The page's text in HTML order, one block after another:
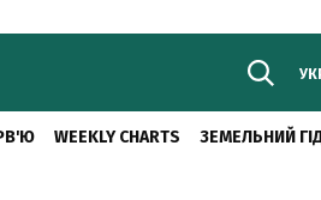
WEEKLY CHARTS ЗЕМЕЛЬНИЙ